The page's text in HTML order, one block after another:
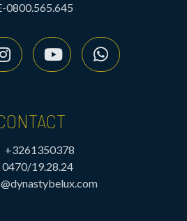
0800.565.645
+3261350378
0470/19.28.24